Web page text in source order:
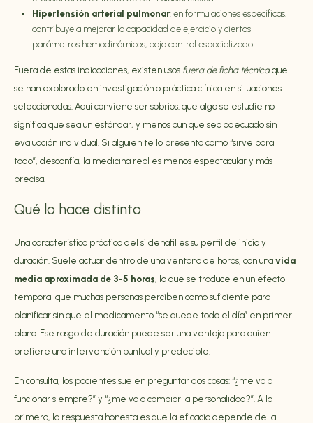
Hipertensión arterial pulmonar: en formulaciones específicas,
contribuye a mejorar la capacidad de ejercicio y ciertos
parámetros hemodinámicos, bajo control especializado.
Fuera de estas indicaciones, existen usos fuera de ficha técnicaque
se han explorado en investigación o práctica clínica en situaciones
seleccionadas. Aquí conviene ser sobrios: que algo se estudie no
significa que sea un estándar, y menos aún que sea adecuado sin
evaluación individual. Si alguien te lo presenta como “sirve para
todo”, desconfía; la medicina real es menos espectacular y más
precisa.
Qué lo hace distinto
Una característica práctica del sildenafil es su perfil de inicio y
duración. Suele actuar dentro de una ventana de horas, con una vida
media aproximada de 3-5 horas, lo que se traduce en un efecto
temporal que muchas personas perciben como suficiente para
planificar sin que el medicamento “se quede todo el día” en primer
plano. Ese rasgo de duración puede ser una ventaja para quien
prefiere una intervención puntual y predecible.
En consulta, los pacientes suelen preguntar dos cosas: “¿me va a
funcionar siempre?” y “¿me va a cambiar la personalidad?”. A la
primera, la respuesta honesta es que la eficacia depende de la